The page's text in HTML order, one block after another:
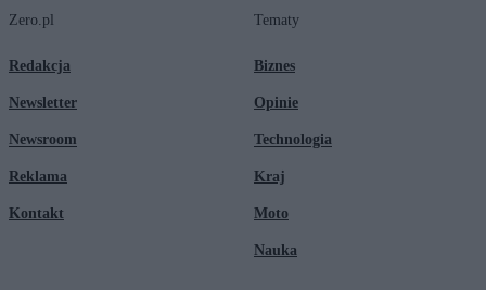
Zero.pl
Redakcja
Newsletter
Newsroom
Reklama
Kontakt
Tematy
Biznes
Opinie
Technologia
Kraj
Moto
Nauka